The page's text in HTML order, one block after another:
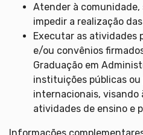
Atender à comunidade,
impedir a realização
Executar as atividades
e/ou convênios
Graduação em
instituições públicas
internacionais, visando
atividades de ensino e